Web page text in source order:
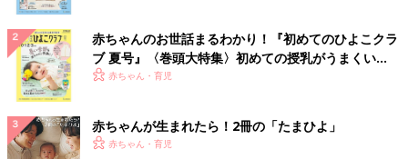
それをはるかに越えてきた結果となりました。
周りのママ友に「『12.5cm』が一番履いてる時期が長かったか
も」という情報をもらい、勝手にまだまだ履けるものと思ってい
ました。
我が子の成長のスピードに驚かざるを得ない一日となりました。
赤ちゃんのお世話まるわかり！『初めてのひよこクラ
ブ 夏号』〈巻頭大特集〉初めての授乳がうまくい
く！ おっぱい・ミルクの基本と夏のトラブル 解決テ
赤ちゃん・育児
赤ちゃんが生まれたら！2冊の「たまひよ」
赤ちゃん・育児